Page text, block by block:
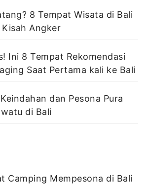
8 Tempat Wisata di Bali
Kisah Angker
Ini 8 Tempat Rekomendasi
Saat Pertama kali ke Bali
dan Pesona Pura
di Bali
Camping Mempesona di Bali